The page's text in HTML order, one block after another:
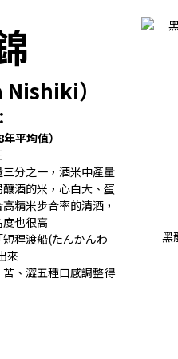
）
平均值）
分之一，酒米中產量
酒的米，心白大、蛋
精米步合率的清酒，
也很高
稈渡船(たんかんわ
來
、澀五種口感調整得
黑